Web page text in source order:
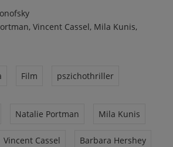
Vincent Cassel, Mila Kunis,
Film pszichothriller
Natalie Portman Mila Kunis
Vincent Cassel Barbara Hershey